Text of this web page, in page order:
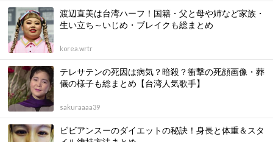
渡辺直美は台湾ハーフ！国籍・父と母や姉など家族・
生い立ち～いじめ・ブレイクも総まとめ
korea.wrtr
テレサテンの死因は病気？暗殺？衝撃の死顔画像・葬
儀の様子も総まとめ【台湾人気歌手】
sakuraaaa39
ビビアンスーのダイエットの秘訣！身長と体重＆スタ